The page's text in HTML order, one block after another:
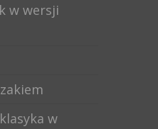
w wersji
w